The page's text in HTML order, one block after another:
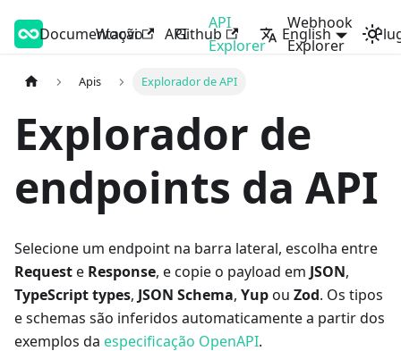
Woovi Developers
Documentação API
API
Explorer
Webhook
Explorer
Woovi Github English
Apis Explorador de API
Explorador de
endpoints da API
Selecione um endpoint na barra lateral, escolha entre
Requeste Response, e copie o payload em JSON,
TypeScript types, JSON Schema, Yupou Zod. Os tipos
e schemas são inferidos automaticamente a partir dos
exemplos da especificação OpenAPI.